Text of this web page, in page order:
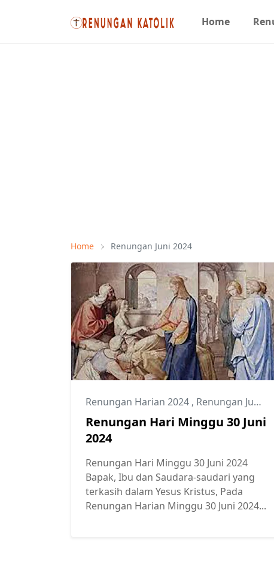
Home
Home Renungan Juni 2024
Renungan Harian 2024 , Renungan Juni 2024
Renungan Hari Minggu 30 Juni
2024
Renungan Hari Minggu 30 Juni 2024
Bapak, Ibu dan Saudara-saudari yang
terkasih dalam Yesus Kristus, Pada
Renungan Harian Minggu 30 Juni 2024...